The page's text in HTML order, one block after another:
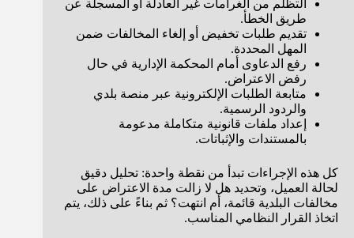
التظلم من الغرامات غير العادلة أو المسجلة عن
طريق الخطأ.
تقديم طلبات تخفيض أو إلغاء المخالفات ضمن
المهل المحددة.
رفع الدعاوى أمام المحكمة الإدارية في حال
رفض الاعتراض.
متابعة الطلبات الإلكترونية عبر منصة بلدي
والردود الرسمية.
إعداد ملفات قانونية متكاملة مدعومة
بالمستندات والإثباتات.
كل هذه الإجراءات تبدأ من نقطة واحدة: تحليل دقيق
لحالة العميل، وتحديد هل لا زالت مدة الاعتراض على
مخالفات البلدية قائمة، أم انتهت؟ ثم بناءً على ذلك، يتم
اتخاذ القرار النظامي المناسب.